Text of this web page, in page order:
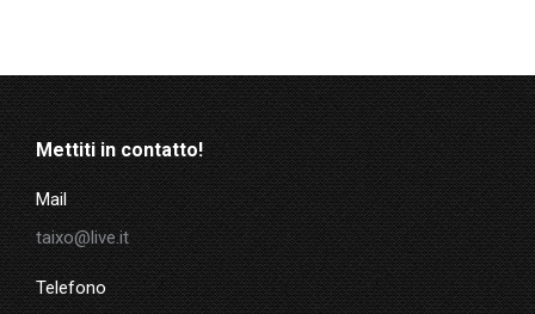
Mettiti in contatto!
Mail
taixo@live.it
Telefono